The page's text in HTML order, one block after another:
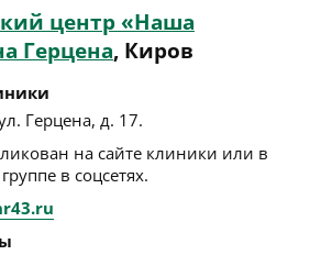
центр «Наша
Герцена, Киров
Герцена, д. 17.
на сайте клиники или в
в соцсетях.